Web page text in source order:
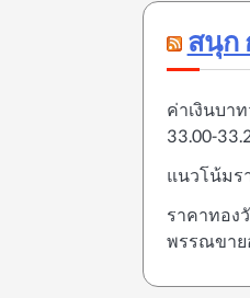
สนุก
ค่าเงินบา
33.00-
แนวโน้มร
ราคาทอง
พรรณขาย